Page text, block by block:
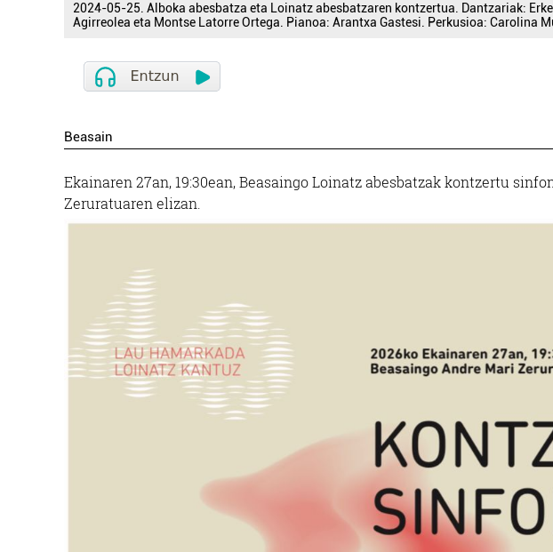
2024-05-25. Alboka abesbatza eta Loinatz abesbatzaren kontzertua. Dantzariak:
Agirreolea eta Montse Latorre Ortega. Pianoa: Arantxa Gastesi. Perkusioa: Carolina
Beasain
Ekainaren 27an, 19:30ean, Beasaingo Loinatz abesbatzak kontzertu
Zeruratuaren elizan.